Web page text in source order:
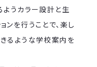
ようカラー設計と生
を行うことで、楽し
るような学校案内を